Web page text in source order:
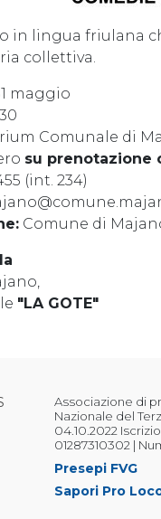
in lingua friulana
collettiva.
maggio
Comunale di
su prenotazione
(int. 234)
Comune di
"LA GOTE"
Associazione di
Nazionale del
04.10.2022
01287310302 |
Presepi FVG
Sapori Pro